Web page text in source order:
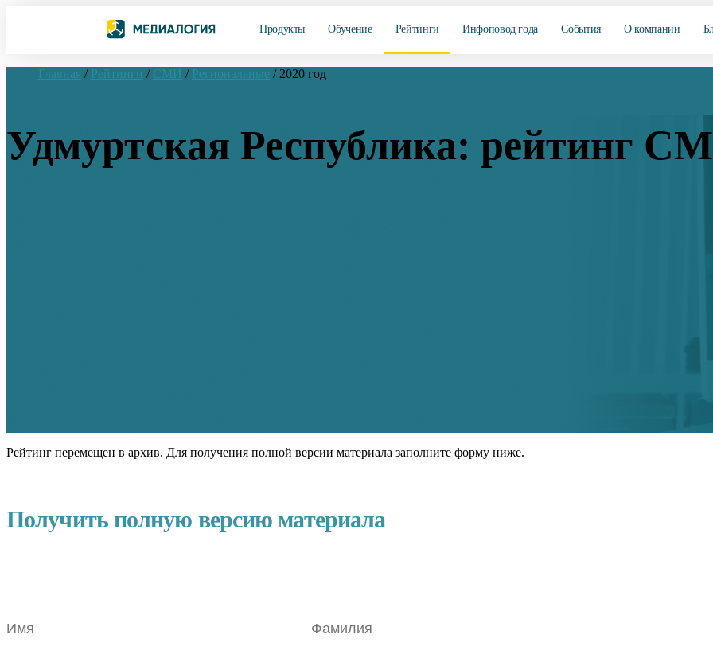
Продукты Обучение Рейтинги Инфоповод года События О компании
Главная / Рейтинги / СМИ / Региональные / 2020 год
Удмуртская Республика: рейтинг
Рейтинг перемещен в архив. Для получения полной версии материала заполните форму ниже.
Получить полную версию материала